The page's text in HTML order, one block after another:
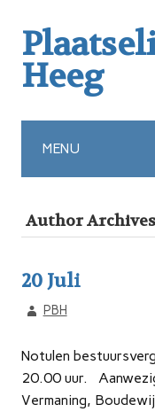
Heeg
MENU
Author
20 Juli
PBH
Notulen
20.00 uur.
Vermaning,